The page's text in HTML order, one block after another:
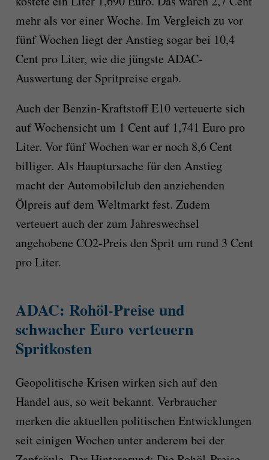
mehr als vor einer Woche. Im Vergleich zu vor
fünf Wochen liegt der Anstieg sogar bei 10,4
Cent pro Liter, wie die jüngste ADAC-
Auswertung der Spritpreise ergab.
Auch der Benzin-Kraftstoff E10 verteuerte sich
auf Wochensicht um 1 Cent auf 1,741 Euro pro
Liter. Vor fünf Wochen war er noch 8,6 Cent
billiger. Als Hauptursache für den Anstieg
macht der Automobilclub den anziehenden
Ölpreis auf dem Weltmarkt fest. Zudem
verteuert auch der zum Jahreswechsel
angehobene CO2-Preis den Sprit um rund 3 Cent
pro Liter.
ADAC: Rohöl-Preise und
schwacher Euro verteuern
Spritkosten
Geopolitische Krisen wirken sich auf den
Handel aus, so weit bekannt. Verbraucher
merken die aktuellen politischen Entwicklungen
seit einigen Wochen unter anderem bei der